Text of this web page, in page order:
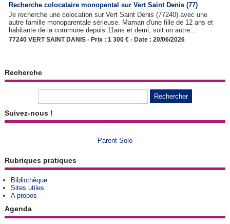
Recherche colocataire monopental sur Vert Saint Denis (77)
Je recherche une colocation sur Vert Saint Denis (77240) avec une
autre famille monoparentale sérieuse. Maman d'une fille de 12 ans et
habitante de la commune depuis 11ans et demi, soit un autre...
77240 VERT SAINT DANIS - Prix : 1 300 € - Date : 20/06/2026
Recherche
Suivez-nous !
Parent Solo
Rubriques pratiques
Bibliothèque
Sites utiles
A propos
Agenda